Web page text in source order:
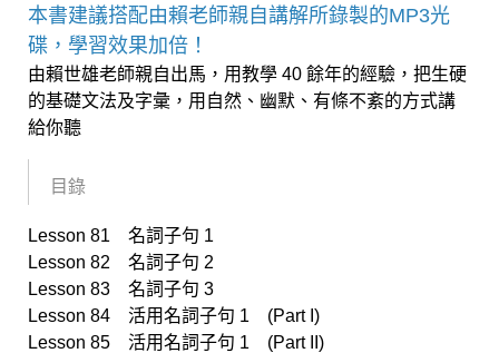
本書建議搭配由賴老師親自講解所錄製的MP3光
碟，學習效果加倍！
由賴世雄老師親自出馬，用教學 40 餘年的經驗，把生硬
的基礎文法及字彙，用自然、幽默、有條不紊的方式講
給你聽
目錄
Lesson 81 名詞子句 1
Lesson 82 名詞子句 2
Lesson 83 名詞子句 3
Lesson 84 活用名詞子句 1 (Part I)
Lesson 85 活用名詞子句 1 (Part II)